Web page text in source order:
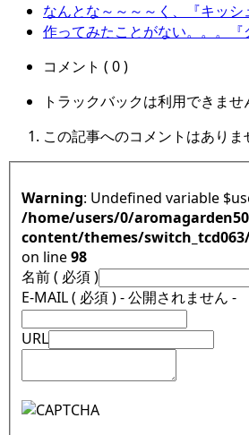
なんとな～～～～く、『キッシ
作ってみたことがない。。。『
コメント ( 0 )
トラックバックは利用できませ
この記事へのコメントはありま
Warning : Undefined variable
/home/users/0/
content/themes/
on line98
名前 ( 必須 )
E-MAIL ( 必須 ) - 公開されません -
URL